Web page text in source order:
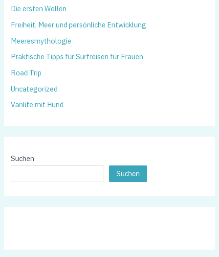
Die ersten Wellen
Freiheit, Meer und persönliche Entwicklung
Meeresmythologie
Praktische Tipps für Surfreisen für Frauen
Road Trip
Uncategorized
Vanlife mit Hund
Suchen
Suchen